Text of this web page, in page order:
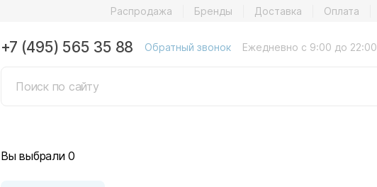
Распродажа Бренды Доставка Оплата
+7 (495) 565 35 88 Обратный звонок Ежедневно с 9:00 до 22:00
Вы выбрали 0